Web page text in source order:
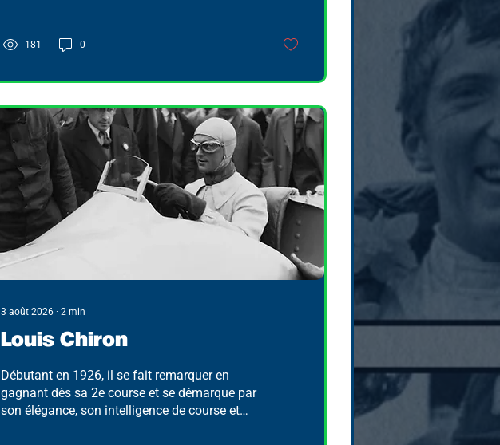
181 0
3 août 2026∙ 2 min
Louis Chiron
Débutant en 1926, il se fait remarquer en
gagnant dès sa 2e course et se démarque par
son élégance, son intelligence de course et